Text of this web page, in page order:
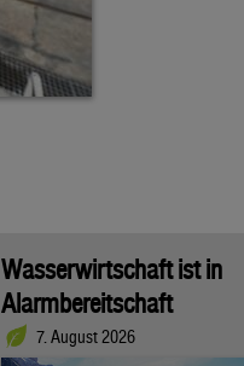
Wasserwirtschaft ist in
Alarmbereitschaft
7. August 2026